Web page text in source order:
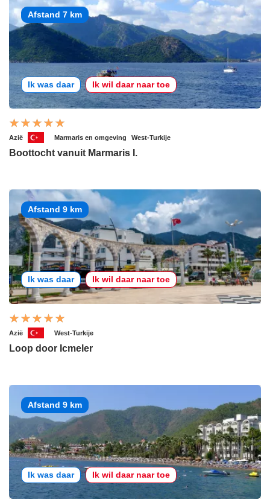
Afstand 7 km
Ik was daar Ik wil daar naar toe
Azië Marmaris en omgeving West-Turkije
Boottocht vanuit Marmaris I.
Afstand 9 km
Ik was daar Ik wil daar naar toe
Azië West-Turkije
Loop door Icmeler
Afstand 9 km
Ik was daar Ik wil daar naar toe